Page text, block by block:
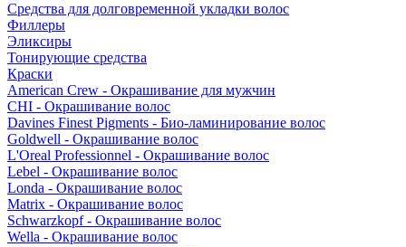
Средства для долговременной укладки волос
Филлеры
Эликсиры
Тонирующие средства
Краски
American Crew - Окрашивание для мужчин
CHI - Окрашивание волос
Davines Finest Pigments - Био-ламинирование волос
Goldwell - Окрашивание волос
L'Oreal Professionnel - Окрашивание волос
Lebel - Окрашивание волос
Londa - Окрашивание волос
Matrix - Окрашивание волос
Schwarzkopf - Окрашивание волос
Wella - Окрашивание волос